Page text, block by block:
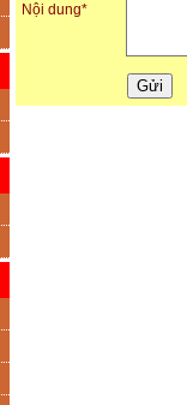
Nội dung*